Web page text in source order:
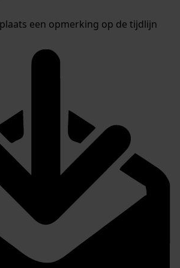
een opmerking op de tijdlijn